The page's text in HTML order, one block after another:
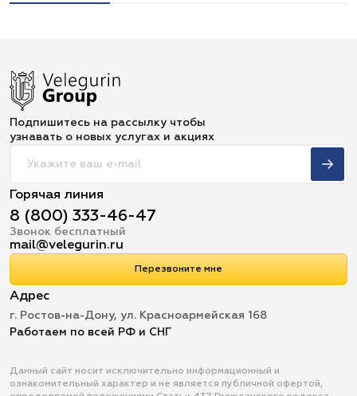
Подпишитесь на рассылку чтобы
узнавать о новых услугах и акциях
Горячая линия
8 (800) 333-46-47
Звонок бесплатный
mail@velegurin.ru
Перезвоните мне
Адрес
г. Ростов-на-Дону, ул. Красноармейская 168
Работаем по всей РФ и СНГ
Данный сайт носит исключительно информационный и
ознакомительный характер и не является публичной офертой,